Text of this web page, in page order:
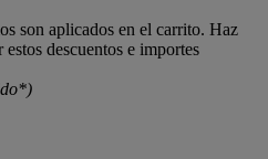
son aplicados en el carrito. Haz
descuentos e importes